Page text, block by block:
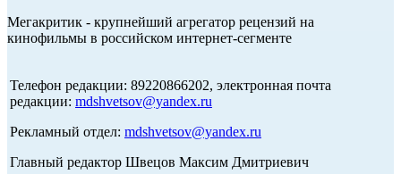
Мегакритик - крупнейший агрегатор рецензий на
кинофильмы в российском интернет-сегменте
Телефон редакции: 89220866202, электронная почта
редакции: mdshvetsov@yandex.ru
Рекламный отдел: mdshvetsov@yandex.ru
Главный редактор Швецов Максим Дмитриевич